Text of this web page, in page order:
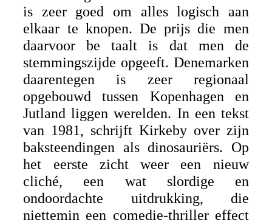
is zeer goed om alles logisch aan
elkaar te knopen. De prijs die men
daarvoor be taalt is dat men de
stemmingszijde opgeeft. Denemarken
daarentegen is zeer regionaal
opgebouwd tussen Kopenhagen en
Jutland liggen werelden. In een tekst
van 1981, schrijft Kirkeby over zijn
baksteendingen als dinosauriërs. Op
het eerste zicht weer een nieuw
cliché, een wat slordige en
ondoordachte uitdrukking, die
niettemin een comedie-thriller effect